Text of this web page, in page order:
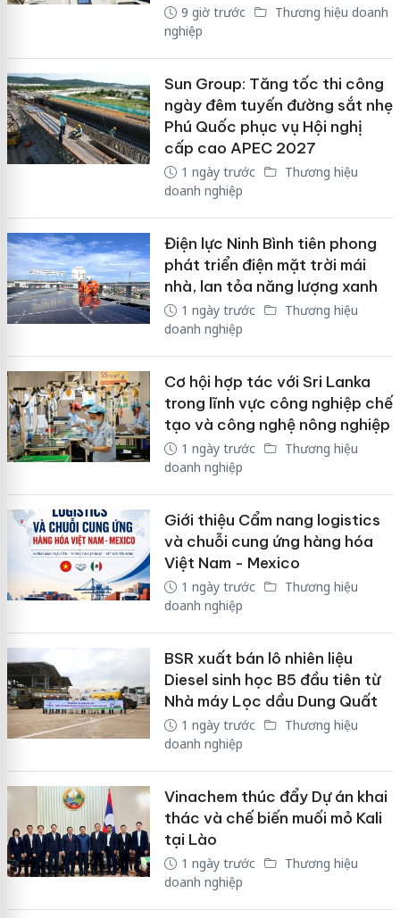
9 giờ trước
Thương hiệu doanh
nghiệp
Sun Group: Tăng tốc thi công
ngày đêm tuyến đường sắt nhẹ
Phú Quốc phục vụ Hội nghị
cấp cao APEC 2027
1 ngày trước
Thương hiệu
doanh nghiệp
Điện lực Ninh Bình tiên phong
phát triển điện mặt trời mái
nhà, lan tỏa năng lượng xanh
1 ngày trước
Thương hiệu
doanh nghiệp
Cơ hội hợp tác với Sri Lanka
trong lĩnh vực công nghiệp chế
tạo và công nghệ nông nghiệp
1 ngày trước
Thương hiệu
doanh nghiệp
Giới thiệu Cẩm nang logistics
và chuỗi cung ứng hàng hóa
Việt Nam - Mexico
1 ngày trước
Thương hiệu
doanh nghiệp
BSR xuất bán lô nhiên liệu
Diesel sinh học B5 đầu tiên từ
Nhà máy Lọc dầu Dung Quất
1 ngày trước
Thương hiệu
doanh nghiệp
Vinachem thúc đẩy Dự án khai
thác và chế biến muối mỏ Kali
tại Lào
1 ngày trước
Thương hiệu
doanh nghiệp